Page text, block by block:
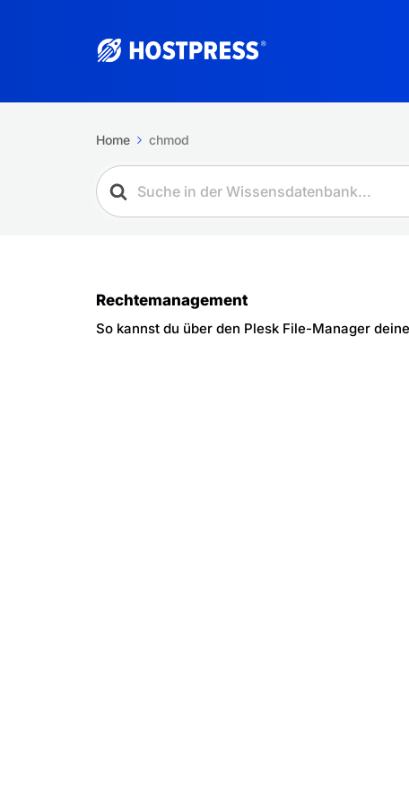
Home chmod
Rechtemanagement
So kannst du über den Plesk File-Manager